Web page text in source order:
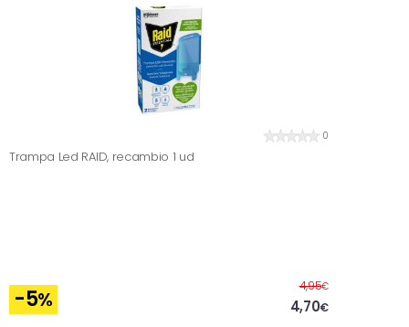
0
Trampa Led RAID, recambio 1 ud
-5%
4,95€Antes
4,70€